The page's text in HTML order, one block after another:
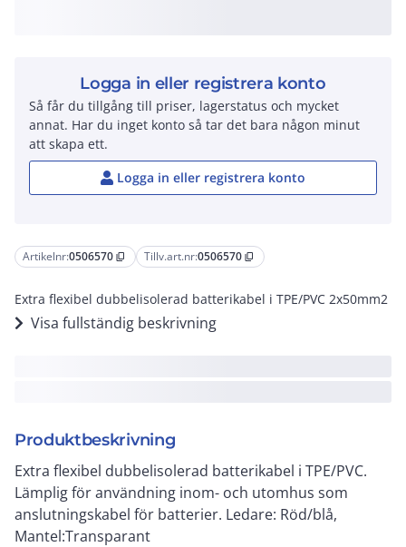
Artikelnr:0506570 content_copy Tillv.art.nr:0506570 content_copy
Extra flexibel dubbelisolerad batterikabel i TPE/PVC 2x50mm2
Visa fullständig beskrivning
Produktbeskrivning
Extra flexibel dubbelisolerad batterikabel i TPE/PVC.
Lämplig för användning inom- och utomhus som
anslutningskabel för batterier. Ledare: Röd/blå,
Mantel:Transparant
Logga in eller registrera konto
Så får du tillgång till priser, lagerstatus och mycket
annat. Har du inget konto så tar det bara någon minut
att skapa ett.
Logga in eller registrera konto